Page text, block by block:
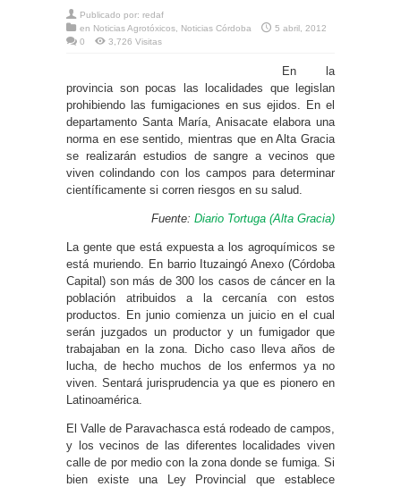
Publicado por: redaf
en Noticias Agrotóxicos Noticias Córdoba
5 abril, 2012
0
3,726 Visitas
En la
provincia son pocas las localidades que legislan
prohibiendo las fumigaciones en sus ejidos. En el
departamento Santa María, Anisacate elabora una
norma en ese sentido, mientras que en Alta Gracia
se realizarán estudios de sangre a vecinos que
viven colindando con los campos para determinar
científicamente si corren riesgos en su salud.
Fuente: Diario Tortuga (Alta Gracia)
La gente que está expuesta a los agroquímicos se
está muriendo. En barrio Ituzaingó Anexo (Córdoba
Capital) son más de 300 los casos de cáncer en la
población atribuidos a la cercanía con estos
productos. En junio comienza un juicio en el cual
serán juzgados un productor y un fumigador que
trabajaban en la zona. Dicho caso lleva años de
lucha, de hecho muchos de los enfermos ya no
viven. Sentará jurisprudencia ya que es pionero en
Latinoamérica.
El Valle de Paravachasca está rodeado de campos,
y los vecinos de las diferentes localidades viven
calle de por medio con la zona donde se fumiga. Si
bien existe una Ley Provincial que establece